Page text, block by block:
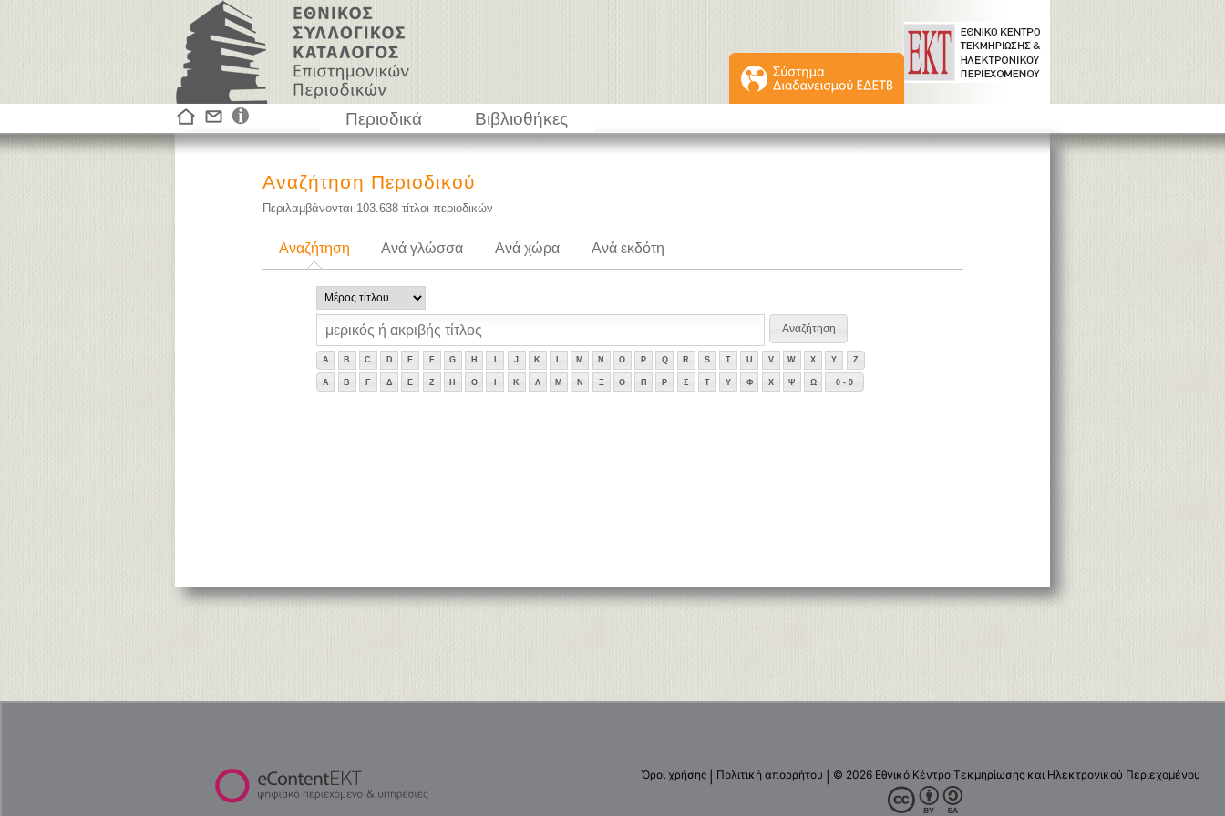
Περιοδικά Βιβλιοθήκες
Αναζήτηση Περιοδικού
Περιλαμβάνονται 103.638 τίτλοι περιοδικών
Αναζήτηση Ανά γλώσσα Ανά χώρα Ανά εκδότη
A B C D E F G H J K L M N O P Q R S T U V W X Y Z
Α Β Γ Δ Ε Ζ Η Θ Κ Λ Μ Ν Ξ Ο Π Ρ Σ Τ Υ Φ Χ Ψ Ω 0 - 9